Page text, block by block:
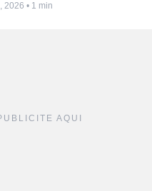
2026 • 1 min
AQUI